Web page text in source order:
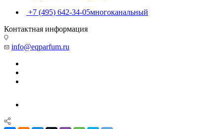
+7 (495) 642-34-05многоканальный
Контактная информация
info@eqparfum.ru